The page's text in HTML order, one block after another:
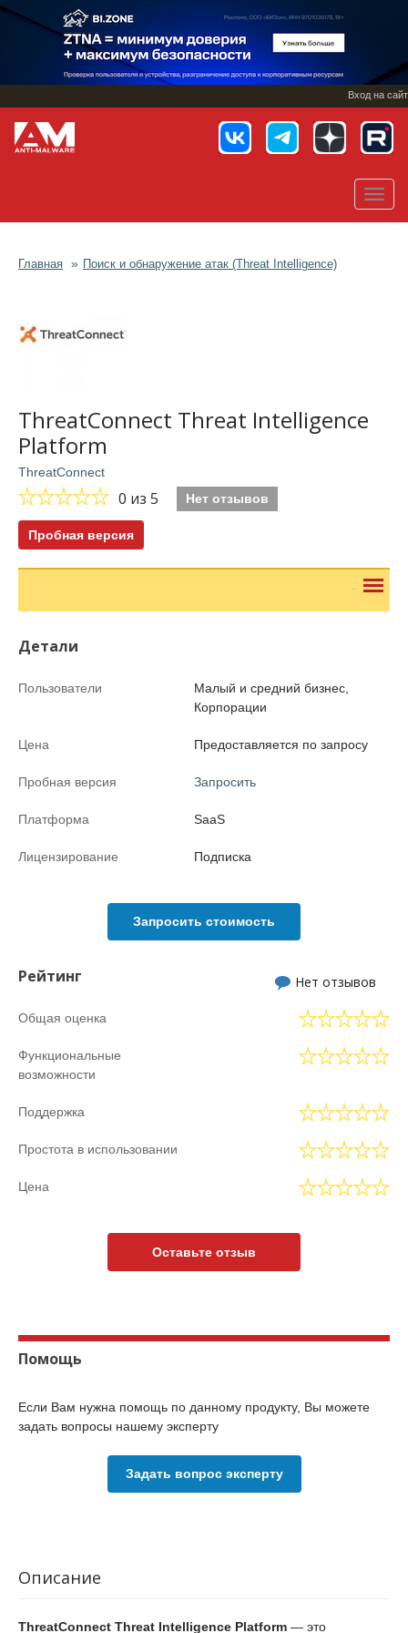
Перейти
основному
Вход на сайт
Главная Поиск и обнаружение атак (Threat Intelligence)
ThreatConnect Threat Intelligence
Platform
ThreatConnect
0 из 5 Нет отзывов
Пробная версия
Детали
Пользователи
Малый и средний бизнес,
Корпорации
Цена Предоставляется по запросу
Пробная версия Запросить
Платформа SaaS
Лицензирование Подписка
Запросить стоимость
Рейтинг Нет отзывов
Общая оценка
Функциональные
возможности
Поддержка
Простота в использовании
Цена
Оставьте отзыв
Помощь
Если Вам нужна помощь по данному продукту, Вы можете
задать вопросы нашему эксперту
Задать вопрос эксперту
Описание
ThreatConnect Threat Intelligence Platform — это